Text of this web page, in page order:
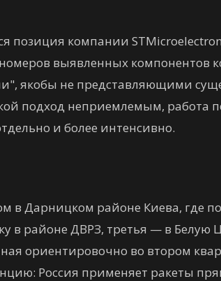
позиция компании
выявленных компонентов
якобы не представляющими
подход неприемлемым, работа
и более интенсивно.
в Дарницком районе Киева, где
в районе ДВРЗ, третья — в Белую
ориентировочно во втором
Россия применяет ракеты